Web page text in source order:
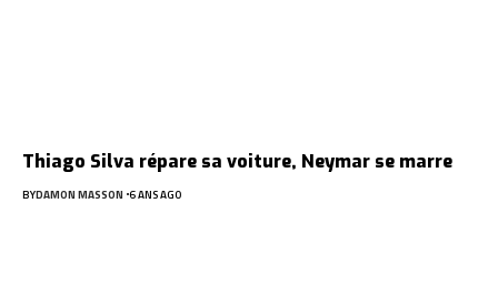
Thiago Silva répare sa voiture, Neymar se marre
BYDAMON MASSON 6 ANS AGO